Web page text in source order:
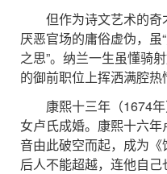
但作为诗文艺术的奇
厌恶官场的庸俗虚伪，
之思”。纳兰一生虽懂骑
的御前职位上挥洒满腔热
康熙十三年（1674年
女卢氏成婚。康熙十六
音由此破空而起，成为《
后人不能超越，连他自己